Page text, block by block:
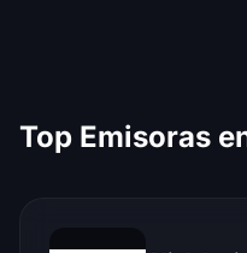
Top Emisoras